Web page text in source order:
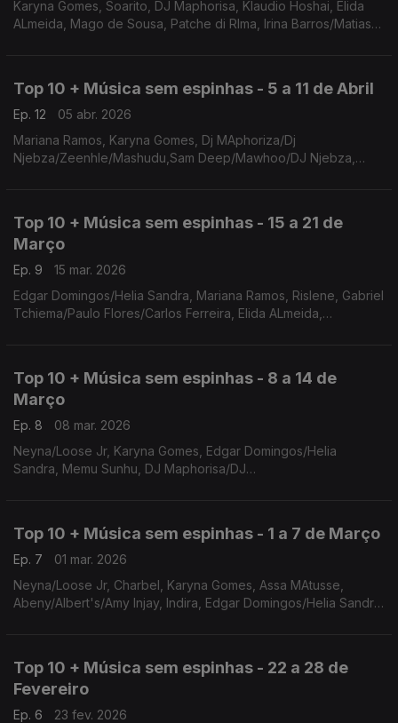
Karyna Gomes, Soarito, DJ Maphorisa, Klaudio Hoshai, Elida
ALmeida, Mago de Sousa, Patche di RIma, Irina Barros/Matias
Top 10 + Música sem espinhas - 5 a 11 de Abril
Ep. 12
05 abr. 2026
Mariana Ramos, Karyna Gomes, Dj MAphoriza/Dj
Njebza/Zeenhle/Mashudu,Sam Deep/Mawhoo/DJ Njebza,
Top 10 + Música sem espinhas - 15 a 21 de
Março
Ep. 9
15 mar. 2026
Edgar Domingos/Helia Sandra, Mariana Ramos, Rislene, Gabriel
Tchiema/Paulo Flores/Carlos Ferreira, Elida ALmeida,
Top 10 + Música sem espinhas - 8 a 14 de
Março
Ep. 8
08 mar. 2026
Neyna/Loose Jr, Karyna Gomes, Edgar Domingos/Helia
Sandra, Memu Sunhu, DJ Maphorisa/DJ
Top 10 + Música sem espinhas - 1 a 7 de Março
Ep. 7
01 mar. 2026
Neyna/Loose Jr, Charbel, Karyna Gomes, Assa MAtusse,
Abeny/Albert's/Amy Injay, Indira, Edgar Domingos/Helia Sandra,
Top 10 + Música sem espinhas - 22 a 28 de
Fevereiro
Ep. 6
23 fev. 2026